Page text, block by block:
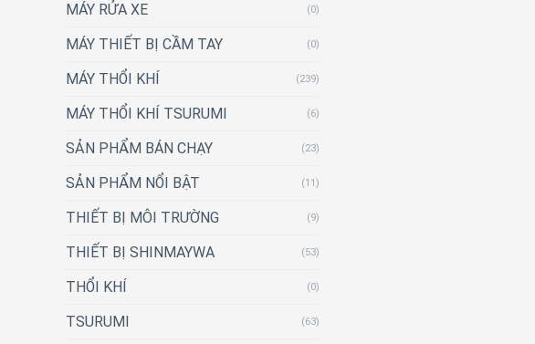
MÁY RỬA XE (0)
MÁY THIẾT BỊ CẦM TAY (0)
MÁY THỔI KHÍ (239)
MÁY THỔI KHÍ TSURUMI (6)
SẢN PHẨM BÁN CHẠY (23)
SẢN PHẨM NỔI BẬT (11)
THIẾT BỊ MÔI TRƯỜNG (9)
THIẾT BỊ SHINMAYWA (53)
THỔI KHÍ (0)
TSURUMI (63)